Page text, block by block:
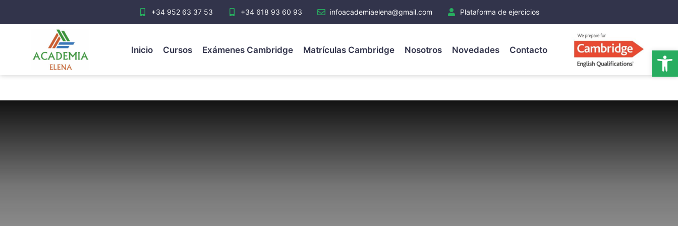
+34 952 63 37 53 +34 618 93 60 93 infoacademiaelena@gmail.com Plataforma de ejercicios
Inicio Cursos Exámenes Cambridge Matrículas Cambridge Nosotros Novedades Contacto